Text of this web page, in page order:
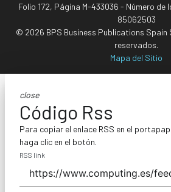
Folio 172, Página M-433036 - Número
85062503
© 2026 BPS Business Publications Spain
reservados.
Mapa del Sitio
close
Código Rss
Para copiar el enlace RSS en el
haga clic en el botón.
RSS link